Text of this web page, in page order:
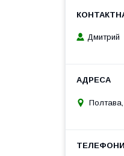
Дмитрий
Полтава,